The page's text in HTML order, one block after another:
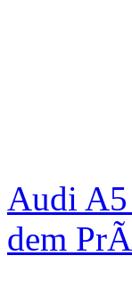
Audi A5
dem